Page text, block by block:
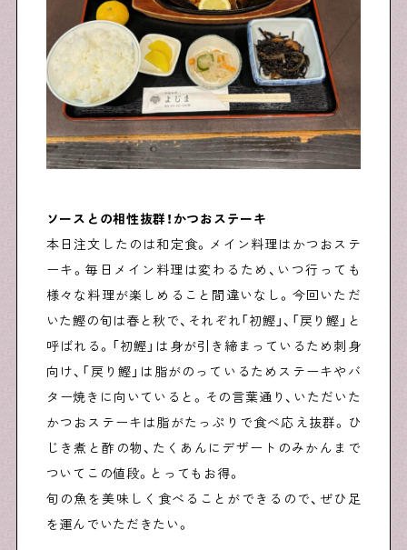
ソースとの相性抜群！かつおステーキ
本日注文したのは和定食。メイン料理はかつおステ
ーキ。毎日メイン料理は変わるため、いつ行っても
様々な料理が楽しめること間違いなし。今回いただ
いた鰹の旬は春と秋で、それぞれ「初鰹」、「戻り鰹」と
呼ばれる。「初鰹」は身が引き締まっているため刺身
向け、「戻り鰹」は脂がのっているためステーキやバ
ター焼きに向いていると。その言葉通り、いただいた
かつおステーキは脂がたっぷりで食べ応え抜群。ひ
じき煮と酢の物、たくあんにデザートのみかんまで
ついてこの値段。とってもお得。
旬の魚を美味しく食べることができるので、ぜひ足
を運んでいただきたい。